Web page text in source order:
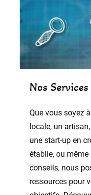
Nos Services
Que vous soyez
locale, un
une start-up en
établie, ou
conseils, nous
ressources pour